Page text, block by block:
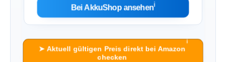
Bei AkkuShop ansehenℹ︎
➤ Aktuell gültigen Preis direkt bei Amazon
checken
ℹ︎